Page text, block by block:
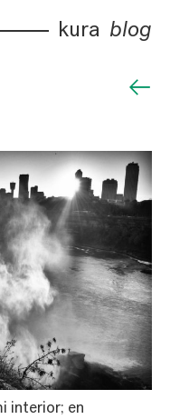
kura blog
←
interior; en